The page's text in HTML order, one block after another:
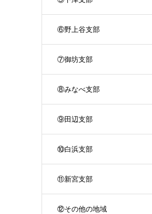
⑥野上谷支部
⑦御坊支部
⑧みなべ支部
⑨田辺支部
⑩白浜支部
⑪新宮支部
⑫その他の地域